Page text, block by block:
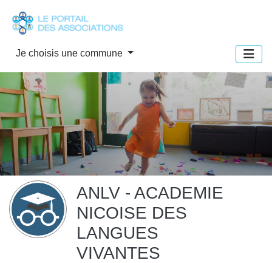
Je choisis une commune
ANLV - ACADEMIE
NICOISE DES
LANGUES
VIVANTES